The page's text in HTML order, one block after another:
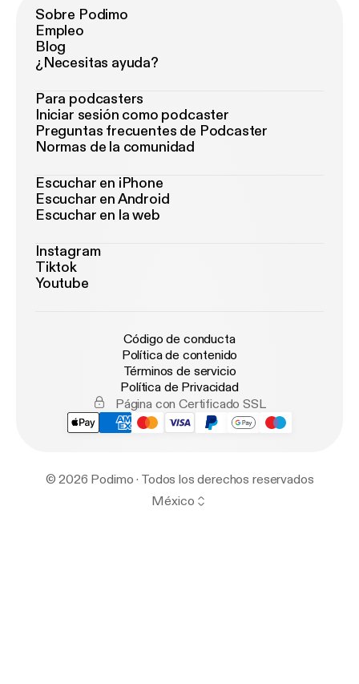
Sobre Podimo
Empleo
Blog
¿Necesitas ayuda?
Para podcasters
Iniciar sesión como podcaster
Preguntas frecuentes de Podcaster
Normas de la comunidad
Escuchar en iPhone
Escuchar en Android
Escuchar en la web
Instagram
Tiktok
Youtube
Código de conducta
Política de contenido
Términos de servicio
Política de Privacidad
Página con Certificado SSL
© 2026 Podimo · Todos los derechos reservados
México